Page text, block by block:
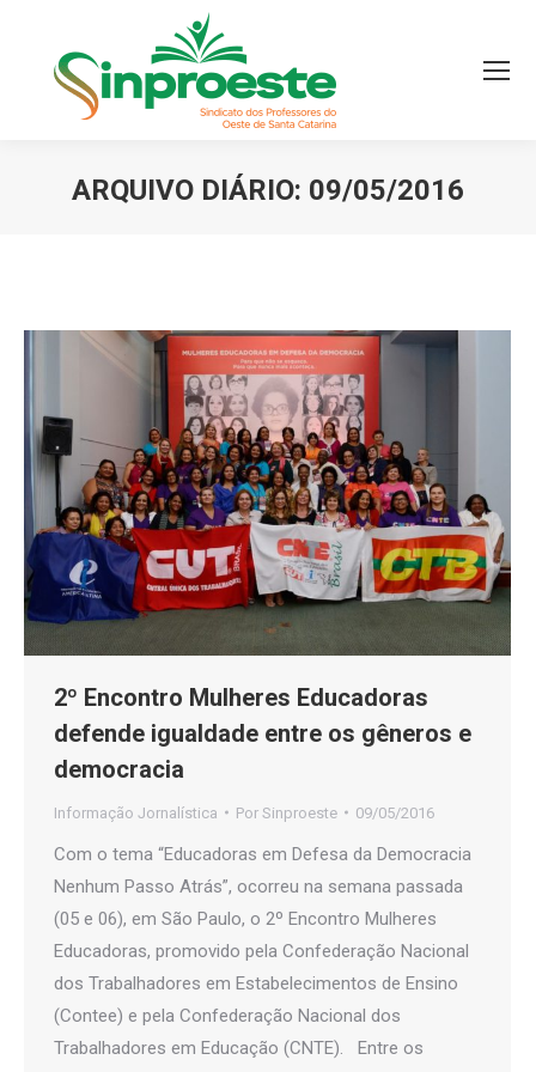
ARQUIVO DIÁRIO: 09/05/2016
2º Encontro Mulheres Educadoras
defende igualdade entre os gêneros e
democracia
Informação Jornalística Por Sinproeste 09/05/2016
Com o tema “Educadoras em Defesa da Democracia
Nenhum Passo Atrás”, ocorreu na semana passada
(05 e 06), em São Paulo, o 2º Encontro Mulheres
Educadoras, promovido pela Confederação Nacional
dos Trabalhadores em Estabelecimentos de Ensino
(Contee) e pela Confederação Nacional dos
Trabalhadores em Educação (CNTE). Entre os